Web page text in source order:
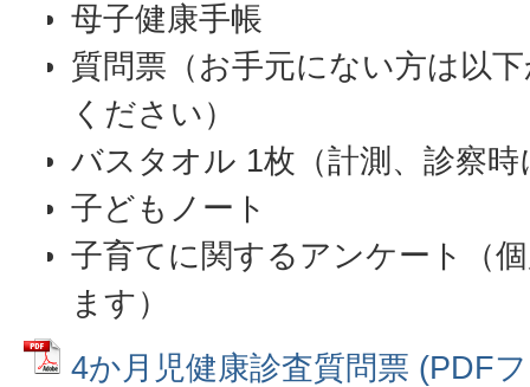
母子健康手帳
質問票（お手元にない方は以
ください）
バスタオル 1枚（計測、診察
子どもノート
子育てに関するアンケート（
ます）
4か月児健康診査質問票 (PDF